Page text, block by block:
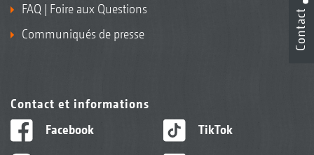
FAQ | Foire aux Questions
Communiqués de presse
Contact et informations
Facebook
TikTok
Contact